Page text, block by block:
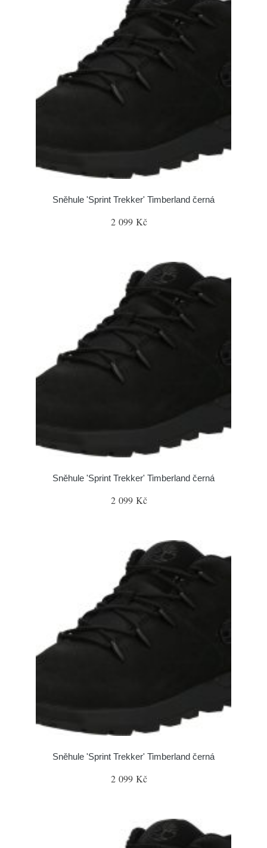
Sněhule 'Sprint Trekker' Timberland černá
2 099 Kč
Sněhule 'Sprint Trekker' Timberland černá
2 099 Kč
Sněhule 'Sprint Trekker' Timberland černá
2 099 Kč